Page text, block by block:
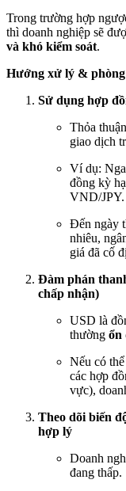
Trong trường hợp
thì doanh nghiệp sẽ
và khó kiểm soát.
Hướng xử lý &
Sử dụng hợp
Thỏa
giao dịch
Ví dụ:
đồng kỳ
VND/JPY.
Đến ngày
nhiêu,
giá đã cố
Đàm phán
chấp nhận)
USD là
thường ổn
Nếu có
các hợp
vực),
Theo dõi biến
hợp lý
Doanh
đang thấp.